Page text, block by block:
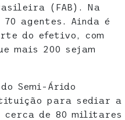
(FAB). Na
agentes. Ainda é
do efetivo, com
mais 200 sejam
Semi-Árido
para sediar a
cerca de 80 militares